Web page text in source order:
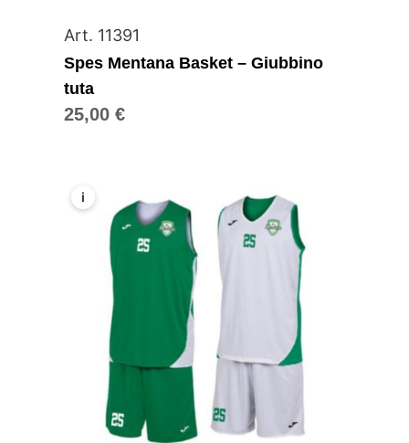
Art. 11391
Spes Mentana Basket – Giubbino
tuta
25,00€
i